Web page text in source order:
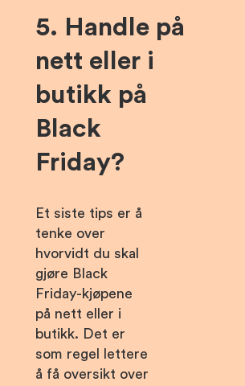
5. Handle på
nett eller i
butikk på
Black
Friday?
Et siste tips er å
tenke over
hvorvidt du skal
gjøre Black
Friday-kjøpene
på nett eller i
butikk. Det er
som regel lettere
å få oversikt over